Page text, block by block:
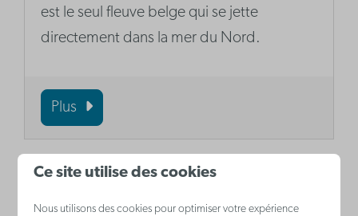
est le seul fleuve belge qui se jette
directement dans la mer du Nord.
Plus
Ce site utilise des cookies
Nous utilisons des cookies pour optimiser votre expérience